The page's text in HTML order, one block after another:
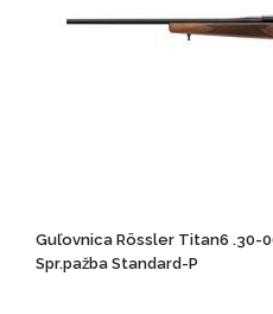
Guľovnica Rössler Titan6 .30-
Spr.pažba Standard-P